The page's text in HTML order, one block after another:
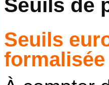
Seuils de
Seuils
formalisée